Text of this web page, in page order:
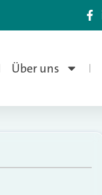
Über uns